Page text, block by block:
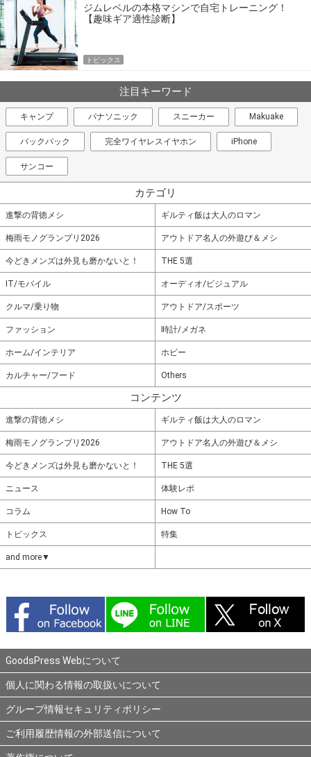
ジムレベルの本格マシンで自宅トレーニング！
【趣味ギア適性診断】
トピックス
注目キーワード
キャンプ パナソニック スニーカー Makuake
バックパック 完全ワイヤレスイヤホン iPhone
サンコー
カテゴリ
進撃の背徳メシ ギルティ飯は大人のロマン
梅雨モノグランプリ2026 アウトドア名人の外遊び＆メシ
今どきメンズは外見も磨かないと！ THE 5選
IT/モバイル オーディオ/ビジュアル
クルマ/乗り物 アウトドア/スポーツ
ファッション 時計/メガネ
ホーム/インテリア ホビー
カルチャー/フード Others
コンテンツ
進撃の背徳メシ ギルティ飯は大人のロマン
梅雨モノグランプリ2026 アウトドア名人の外遊び＆メシ
今どきメンズは外見も磨かないと！ THE 5選
ニュース 体験レポ
コラム How To
トピックス 特集
and more▼
GoodsPress Webについて
個人に関わる情報の取扱いについて
グループ情報セキュリティポリシー
ご利用履歴情報の外部送信について